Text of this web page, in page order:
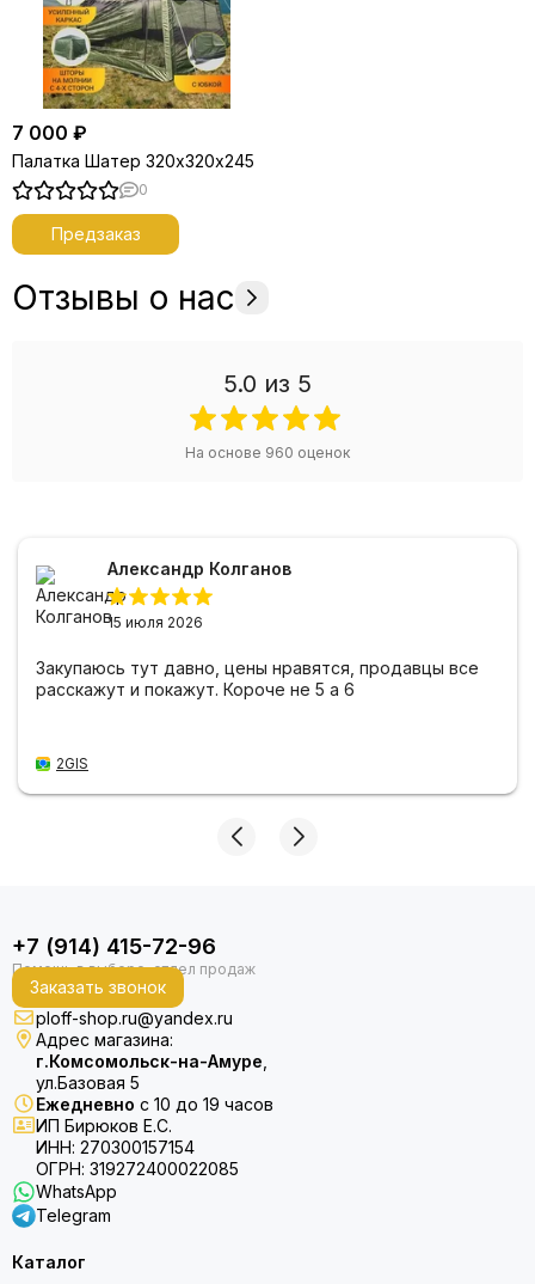
7 000 ₽
Палатка Шатер 320х320х245
0
Предзаказ
Отзывы о нас
5.0 из 5
На основе 960 оценок
Александр Колганов
15 июля 2026
Закупаюсь тут давно, цены нравятся, продавцы все
расскажут и покажут. Короче не 5 а 6
2GIS
+7 (914) 415-72-96
Заказать звонок
ploff-shop.ru@yandex.ru
Адрес магазина:
г.Комсомольск-на-Амуре
ул.Базовая 5
Ежедневно с 10 до 19 часов
ИП Бирюков Е.С.
ИНН: 270300157154
ОГРН: 319272400022085
WhatsApp
Telegram
Каталог